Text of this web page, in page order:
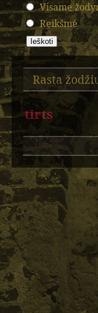
Visame
Reikšmė
Rasta
tīrts